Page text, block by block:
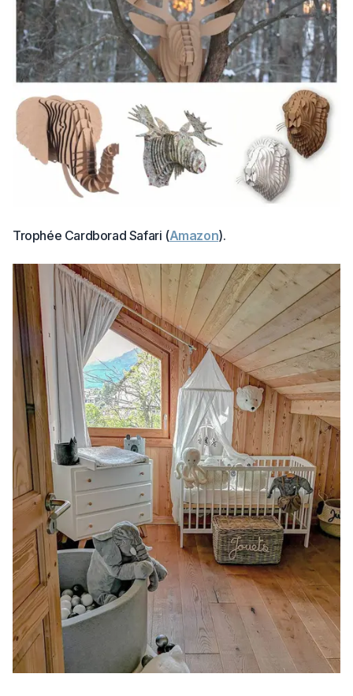
Trophée Cardborad Safari (Amazon).